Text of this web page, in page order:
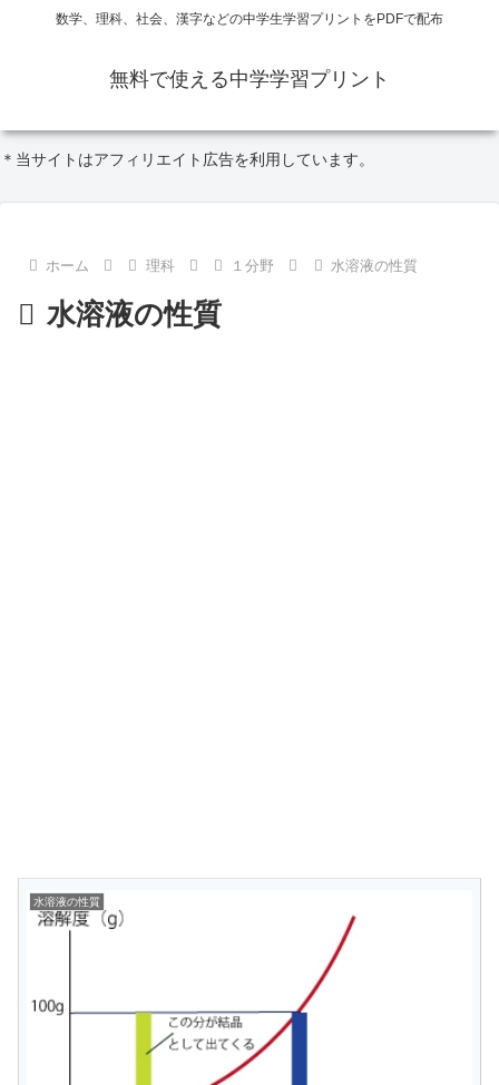
数学、理科、社会、漢字などの中学生学習プリントをPDFで配布
無料で使える中学学習プリント
＊当サイトはアフィリエイト広告を利用しています。
ホーム 理科 １分野 水溶液の性質
水溶液の性質
水溶液の性質